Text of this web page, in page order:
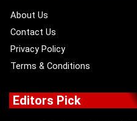
About Us
Contact Us
Privacy Policy
Terms & Conditions
Editors Pick